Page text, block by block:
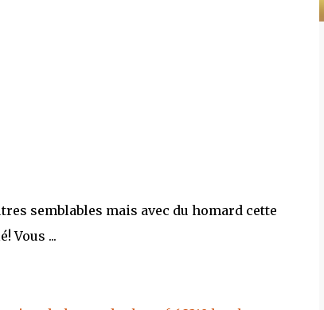
semblables mais avec du homard cette
Vous ...